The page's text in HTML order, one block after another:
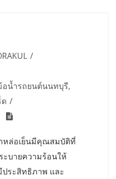
อน้ำรถยนต์นนทบุรี,
หล่อเย็นมีคุณสมบัติที่
บายความร้อนให้
ประสิทธิภาพ และ